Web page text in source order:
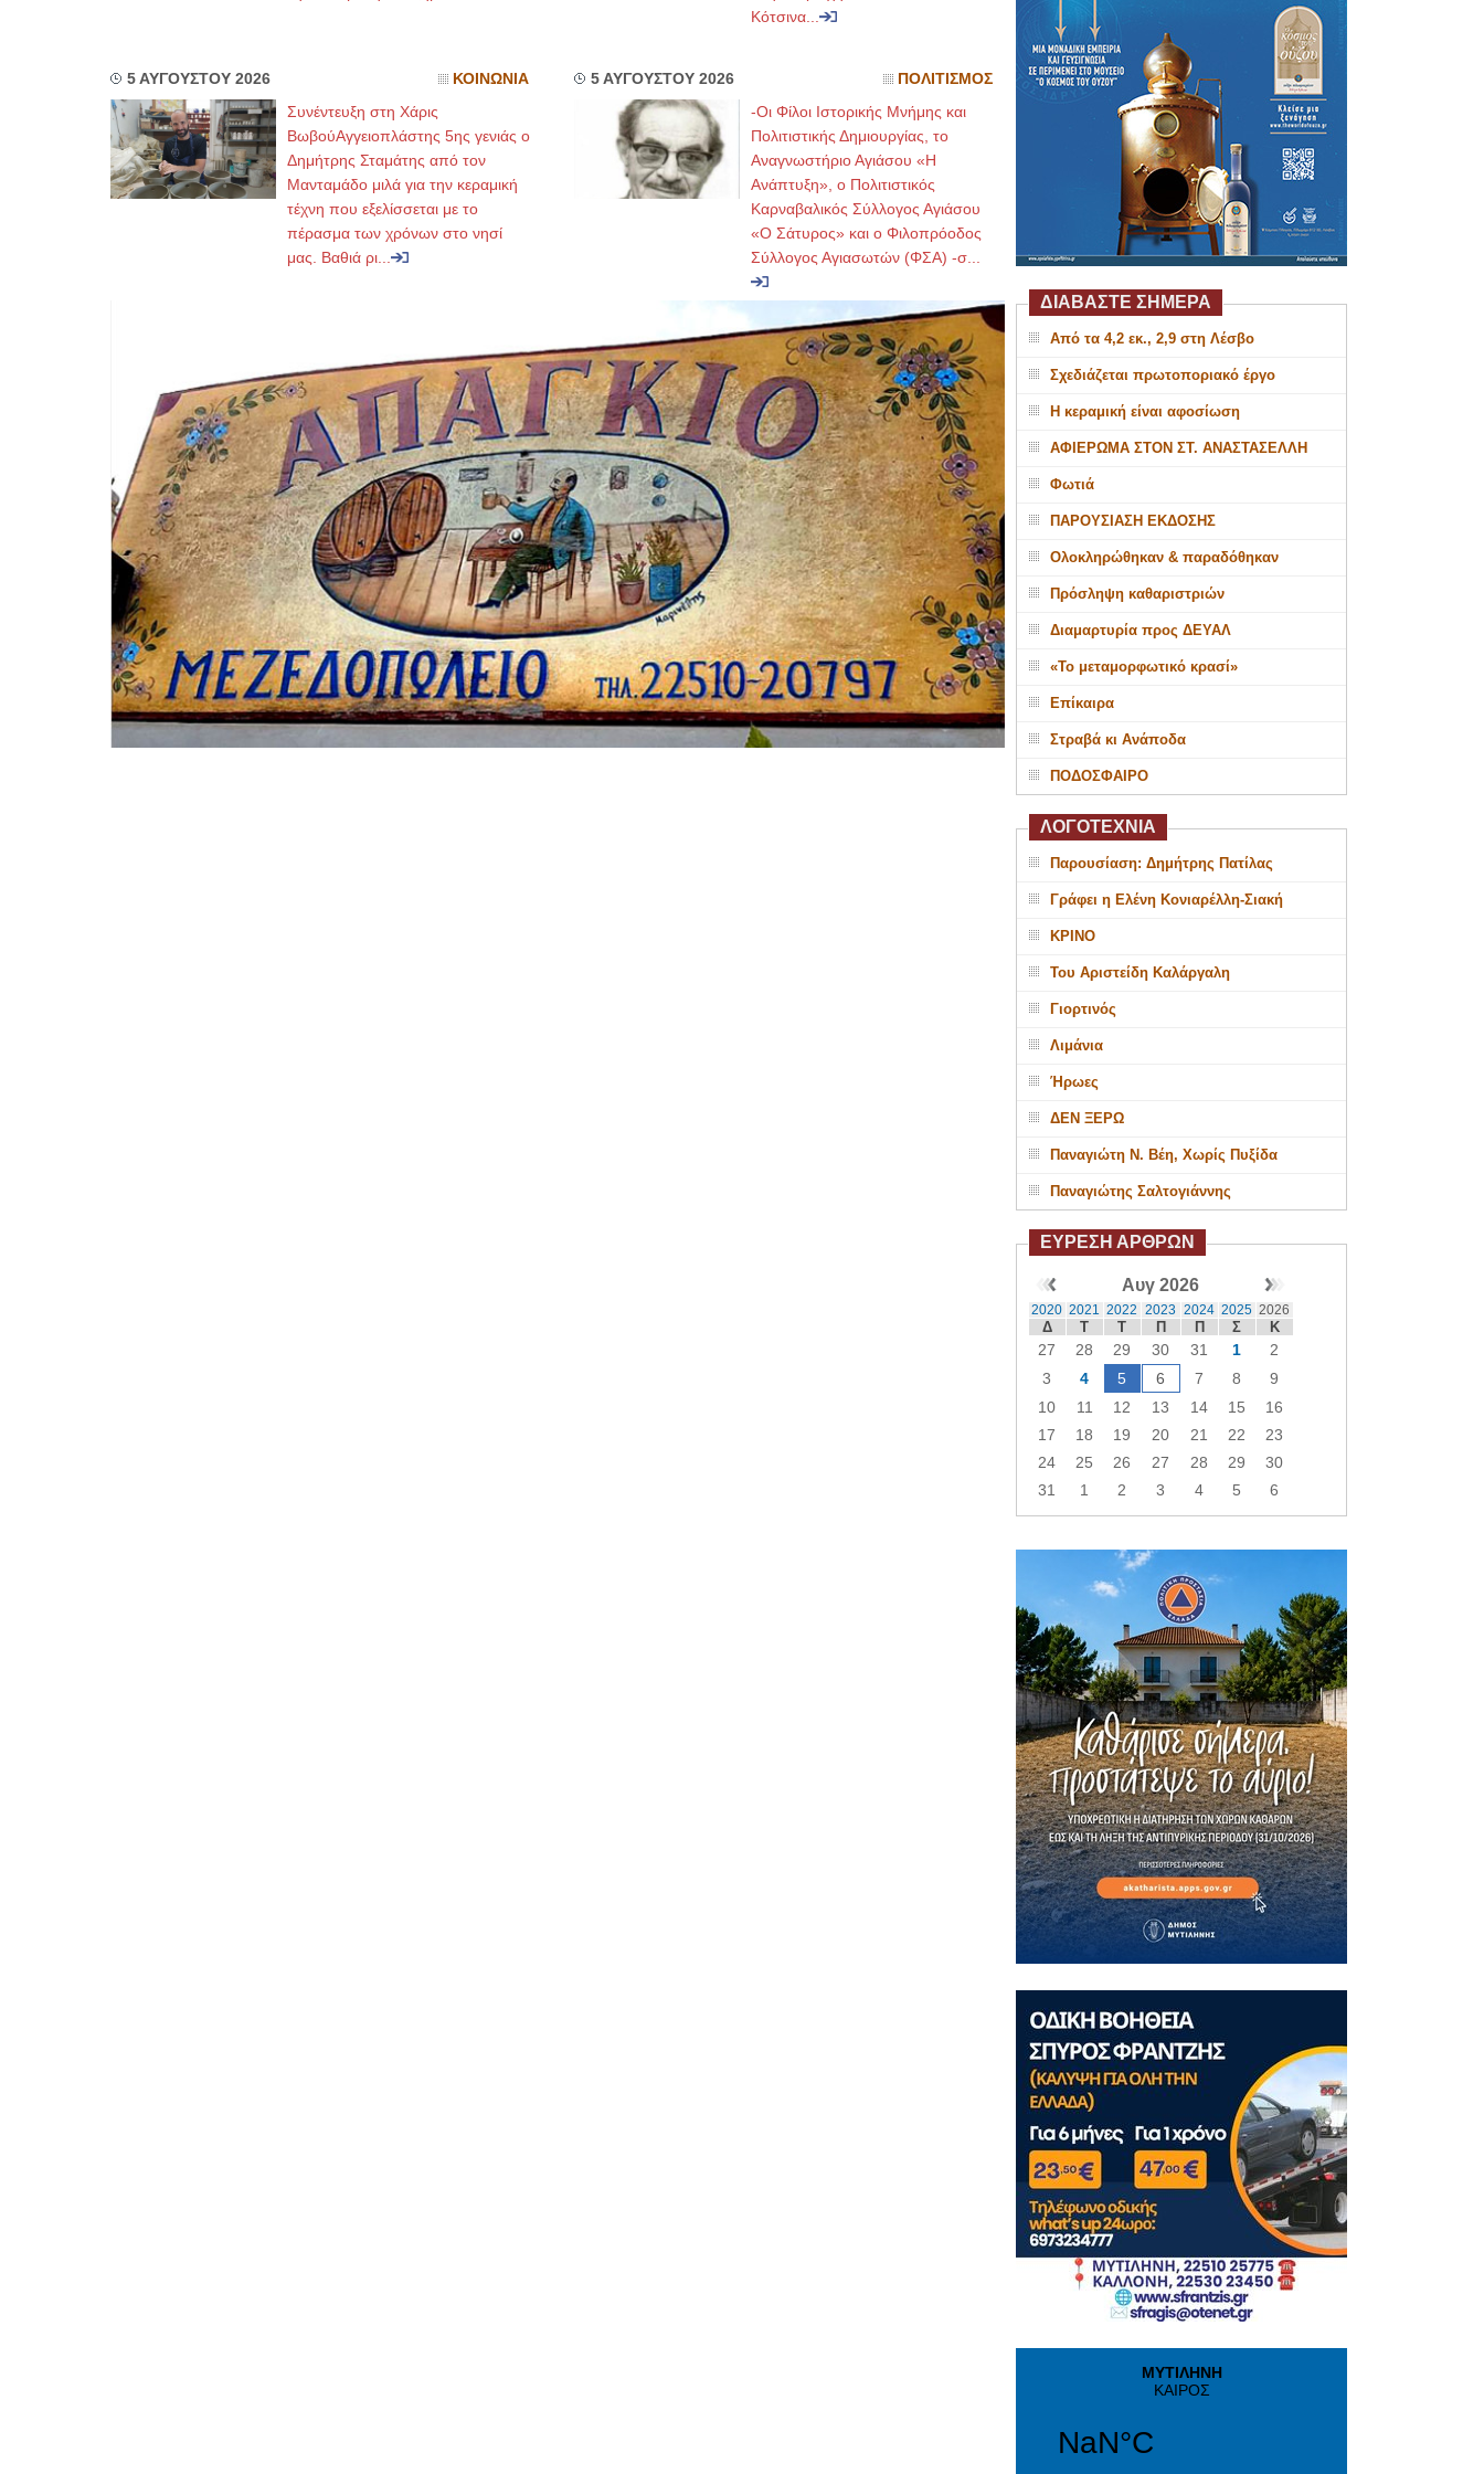
Κότσινα...
5 ΑΥΓΟΥΣΤΟΥ 2026 ΚΟΙΝΩΝΙΑ
Συνέντευξη στη Χάρις
ΒωβούΑγγειοπλάστης 5ης γενιάς ο
Δημήτρης Σταμάτης από τον
Μανταμάδο μιλά για την κεραμική
τέχνη που εξελίσσεται με το
πέρασμα των χρόνων στο νησί
μας. Βαθιά ρι...
5 ΑΥΓΟΥΣΤΟΥ 2026 ΠΟΛΙΤΙΣΜΟΣ
-Οι Φίλοι Ιστορικής Μνήμης και
Πολιτιστικής Δημιουργίας, το
Αναγνωστήριο Αγιάσου «Η
Ανάπτυξη», ο Πολιτιστικός
Καρναβαλικός Σύλλογος Αγιάσου
«Ο Σάτυρος» και ο Φιλοπρόοδος
Σύλλογος Αγιασωτών (ΦΣΑ) -σ...
ΔΙΑΒΑΣΤΕ ΣΗΜΕΡΑ
Από τα 4,2 εκ., 2,9 στη Λέσβο
Σχεδιάζεται πρωτοποριακό έργο
Η κεραμική είναι αφοσίωση
ΑΦΙΕΡΩΜΑ ΣΤΟΝ ΣΤ. ΑΝΑΣΤΑΣΕΛΛΗ
Φωτιά
ΠΑΡΟΥΣΙΑΣΗ ΕΚΔΟΣΗΣ
Ολοκληρώθηκαν & παραδόθηκαν
Πρόσληψη καθαριστριών
Διαμαρτυρία προς ΔΕΥΑΛ
«Το μεταμορφωτικό κρασί»
Επίκαιρα
Στραβά κι Ανάποδα
ΠΟΔΟΣΦΑΙΡΟ
ΛΟΓΟΤΕΧΝΙΑ
Παρουσίαση: Δημήτρης Πατίλας
Γράφει η Ελένη Κονιαρέλλη-Σιακή
ΚΡΙΝΟ
Του Αριστείδη Καλάργαλη
Γιορτινός
Λιμάνια
Ήρωες
ΔΕΝ ΞΕΡΩ
Παναγιώτη Ν. Βέη, Χωρίς Πυξίδα
Παναγιώτης Σαλτογιάννης
ΕΥΡΕΣΗ ΑΡΘΡΩΝ
Αυγ 2026
2020 2021 2022 2023 2024 2025 2026
Δ Τ Τ Π Π Σ Κ
27 28 29 30 31 1
2
3
4 5 6 7 8
9
10
11 12 13 14 15
16
17
18 19 20 21 22
23
24
25 26 27 28 29
30
31
1 2 3 4 5 6